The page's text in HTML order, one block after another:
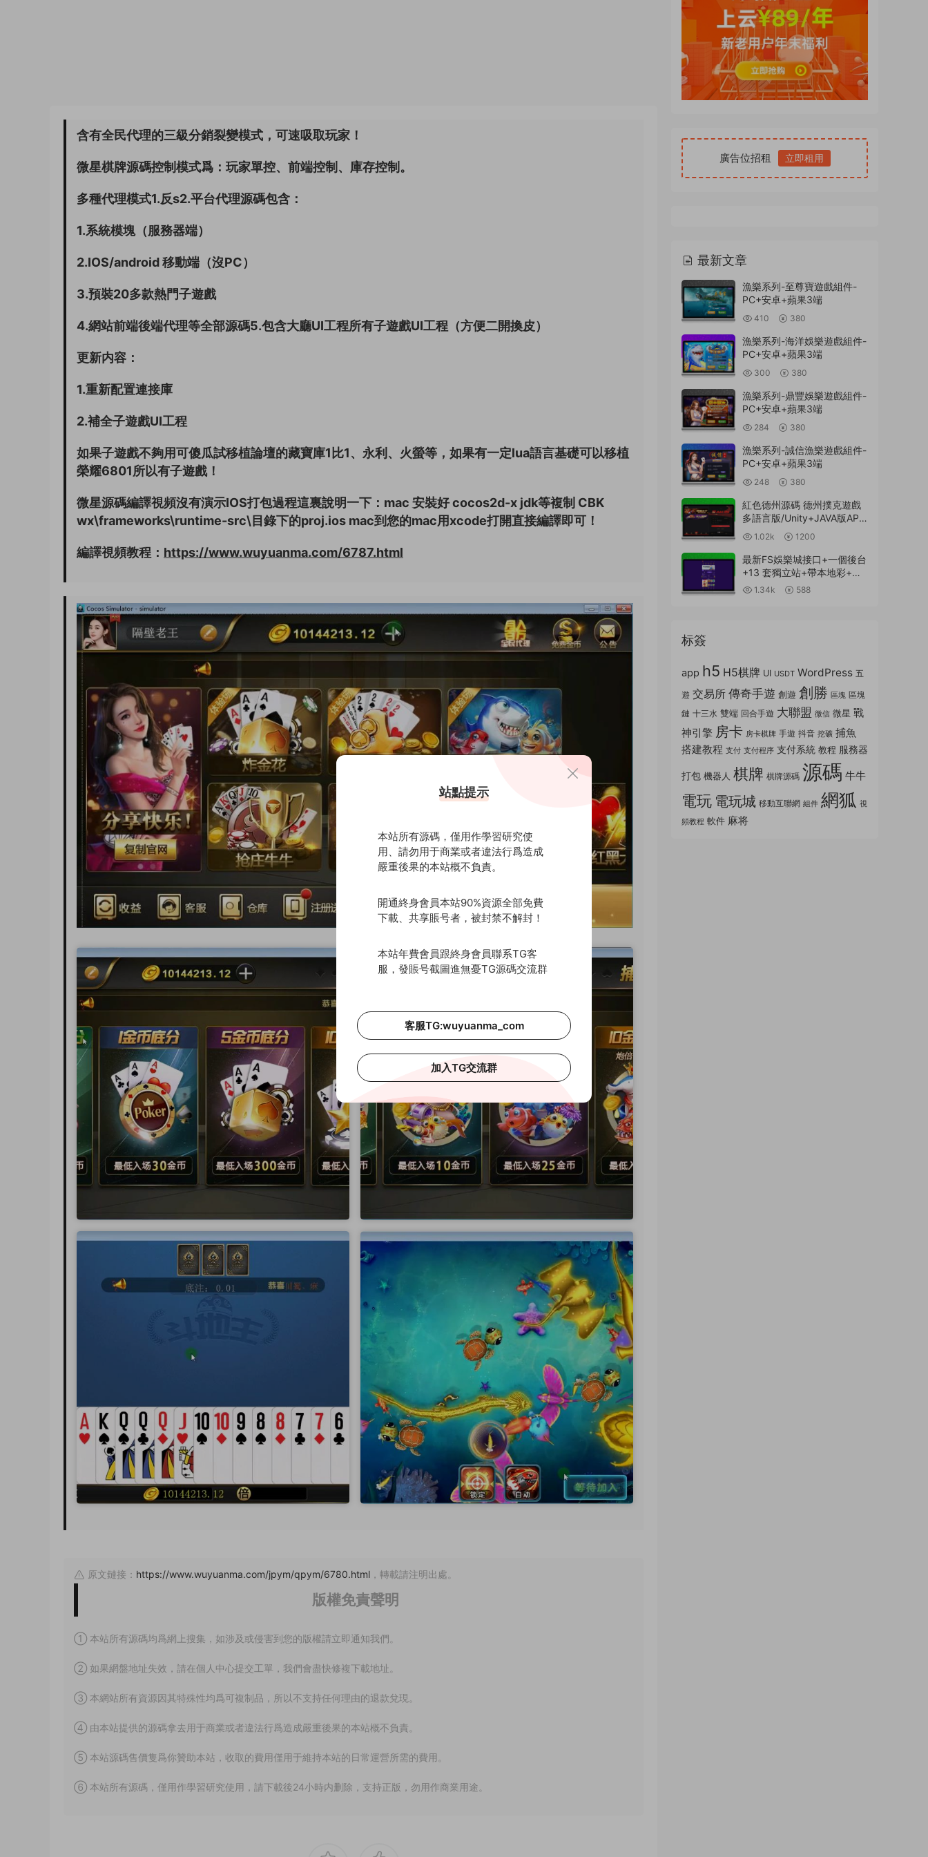
含有全民代理的三級分銷裂變模式，可速吸取玩家！
微星棋牌源碼控制模式爲：玩家單控、前端控制、庫存控制。
多種代理模式1.反s2.平台代理源碼包含：
1.系統模塊（服務器端）
2.IOS/android 移動端（沒PC）
3.預裝20多款熱門子遊戲
4.網站前端後端代理等全部源碼5.包含大廳UI工程所有子遊戲UI工程（方便二開換皮）
更新内容：
1.重新配置連接庫
2.補全子遊戲UI工程
如果子遊戲不夠用可傻瓜試移植論壇的藏寶庫1比1、永利、火螢等，如果有一定lua語言基礎可以移植
榮耀6801所以有子遊戲！
微星源碼編譯視頻沒有演示IOS打包過程這裏說明一下：mac 安裝好 cocos2d-x jdk等複制 CBK
wx\frameworks\runtime-src\目錄下的proj.ios mac到您的mac用xcode打開直接編譯即可！
編譯視頻教程： https://www.wuyuanma.com/6787.html
原文鏈接： https://www.wuyuanma.com/jpym/qpym/6780.html ，轉載請注明出處。
版權免責聲明
① 本站所有源碼均爲網上搜集，如涉及或侵害到您的版權請立即通知我們。
② 如果網盤地址失效，請在個人中心提交工單，我們會盡快修複下載地址。
③ 本網站所有資源因其特殊性均爲可複制品，所以不支持任何理由的退款兌現。
④ 由本站提供的源碼拿去用于商業或者違法行爲造成嚴重後果的本站概不負責。
⑤ 本站源碼售價隻爲你贊助本站，收取的費用僅用于維持本站的日常運營所需的費用。
⑥ 本站所有源碼，僅用作學習研究使用，請下載後24小時内删除，支持正版，勿用作商業用途。
廣告位招租 立即租用
最新文章
漁樂系列-至尊寶遊戲組件-
PC+安卓+蘋果3端
410 380
漁樂系列-海洋娛樂遊戲組件-
PC+安卓+蘋果3端
300 380
漁樂系列-鼎豐娛樂遊戲組件-
PC+安卓+蘋果3端
284 380
漁樂系列-誠信漁樂遊戲組件-
PC+安卓+蘋果3端
248 380
紅色德州源碼 德州撲克遊戲
多語言版/Unity+JAVA版APP
雙端源碼/中英繁三語言+帶
控+帶彩池持倉/完美運行
1.02k 1200
最新FS娛樂城接口+一個後台
+13 套獨立站+帶本地彩+一
鍵搭建腳本
1.34k 588
标簽
app h5 H5棋牌 UI USDT WordPress 五
遊 交易所 傳奇手遊 創遊 創勝 區塊 區塊
鏈 十三水 雙端 回合手遊 大聯盟 微信 微星 戰
神引擎 房卡 房卡棋牌 手遊 抖音 挖礦 捕魚
搭建教程 支付 支付程序 支付系統 教程 服務器
打包 機器人 棋牌 棋牌源碼 源碼 牛牛
電玩 電玩城 移動互聯網 組件 網狐 視
頻教程 軟件 麻将
站點提示
本站所有源碼，僅用作學習研究使
用、請勿用于商業或者違法行爲造成
嚴重後果的本站概不負責。
開通終身會員本站90%資源全部免費
下載、共享賬号者，被封禁不解封！
本站年費會員跟終身會員聯系TG客
服，發賬号截圖進無憂TG源碼交流群
客服TG:wuyuanma_com
加入TG交流群